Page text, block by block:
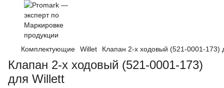
Комплектующие Willet Клапан 2-х ходовый (521-0001-173)
Клапан 2-х ходовый (521-0001-173)
для Willett